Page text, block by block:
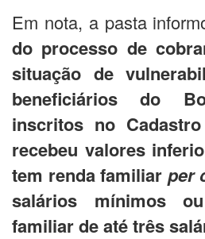
Em nota, a pasta
do processo de
situação de
beneficiários do
inscritos no
recebeu valores
tem renda familiar per
salários mínimos
familiar de até três